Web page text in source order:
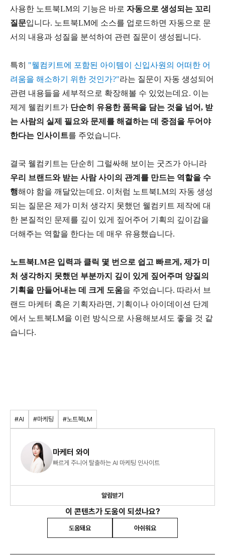
사용한 노트북LM의 기능은 바로 자동으로 생성되는 꼬리
질문입니다. 노트북LM에 소스를 업로드하면 자동으로 문
서의 내용과 성질을 분석하여 관련 질문이 생성됩니다.
특히 "웰컴키트에 포함된 아이템이 신입사원의 어떠한 어
려움을 해소하기 위한 것인가?"라는 질문이 자동 생성되어
관련 내용들을 세부적으로 확장해볼 수 있었는데요. 이는
제게 웰컴키트가 단순히 유용한 품목을 담는 것을 넘어, 받
는 사람의 실제 필요와 문제를 해결하는 데 중점을 두어야
한다는 인사이트를 주었습니다.
결국 웰컴키트는 단순히 그럴싸해 보이는 굿즈가 아니라
우리 브랜드와 받는 사람 사이의 관계를 만드는 역할을 수
행해야 함을 깨달았는데요. 이처럼 노트북LM의 자동 생성
되는 질문은 제가 미처 생각지 못했던 웰컴키트 제작에 대
한 본질적인 문제를 깊이 있게 짚어주어 기획의 깊이감을
더해주는 역할을 한다는 데 매우 유용했습니다.
노트북LM은 입력과 클릭 몇 번으로 쉽고 빠르게, 제가 미
처 생각하지 못했던 부분까지 깊이 있게 짚어주며 양질의
기획을 만들어내는 데 크게 도움을 주었습니다. 따라서 브
랜드 마케터 혹은 기획자라면, 기획이나 아이데이션 단계
에서 노트북LM을 이런 방식으로 사용해보셔도 좋을 것 같
습니다.
#AI #마케팅 #노트북LM
마케터 와이
빠르게 주니어 탈출하는 AI 마케팅 인사이트
알림받기
이 콘텐츠가 도움이 되셨나요?
도움돼요 아쉬워요